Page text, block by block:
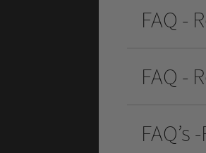
FAQ -
FAQ -